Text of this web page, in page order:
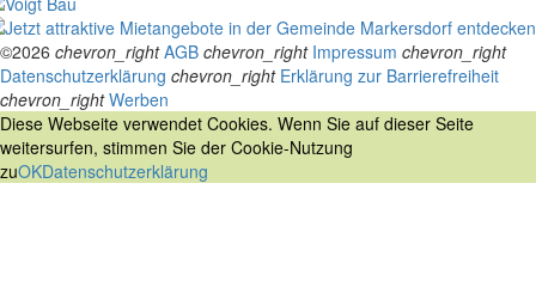
©2026 chevron_right AGB chevron_right Impressum chevron_right
Datenschutzerklärung chevron_right Erklärung zur Barrierefreiheit
chevron_right Werben
Diese Webseite verwendet Cookies. Wenn Sie auf dieser Seite
weitersurfen, stimmen Sie der Cookie-Nutzung
zuOKDatenschutzerklärung